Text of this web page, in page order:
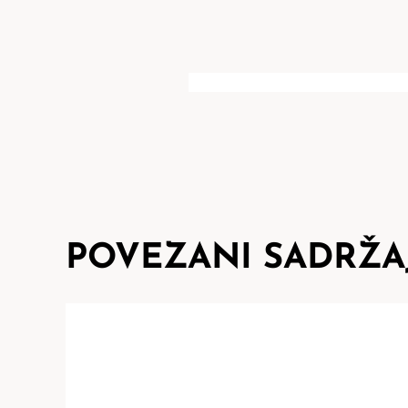
POVEZANI